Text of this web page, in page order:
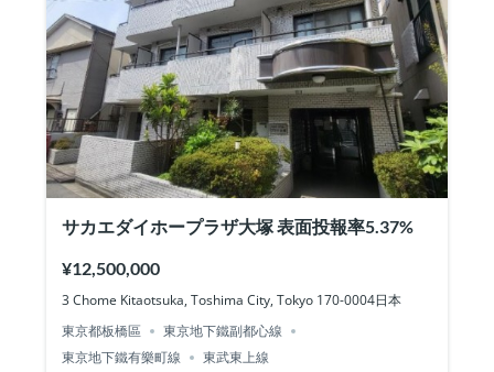
サカエダイホープラザ大塚 表面投報率5.37%
¥12,500,000
3 Chome Kitaotsuka, Toshima City, Tokyo 170-0004日本
東京都板橋區
東京地下鐵副都心線
東京地下鐵有樂町線
東武東上線